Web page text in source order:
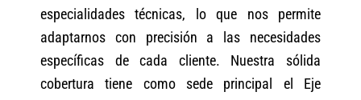
especialidades técnicas, lo que nos permite
adaptarnos con precisión a las necesidades
específicas de cada cliente. Nuestra sólida
cobertura tiene como sede principal el Eje